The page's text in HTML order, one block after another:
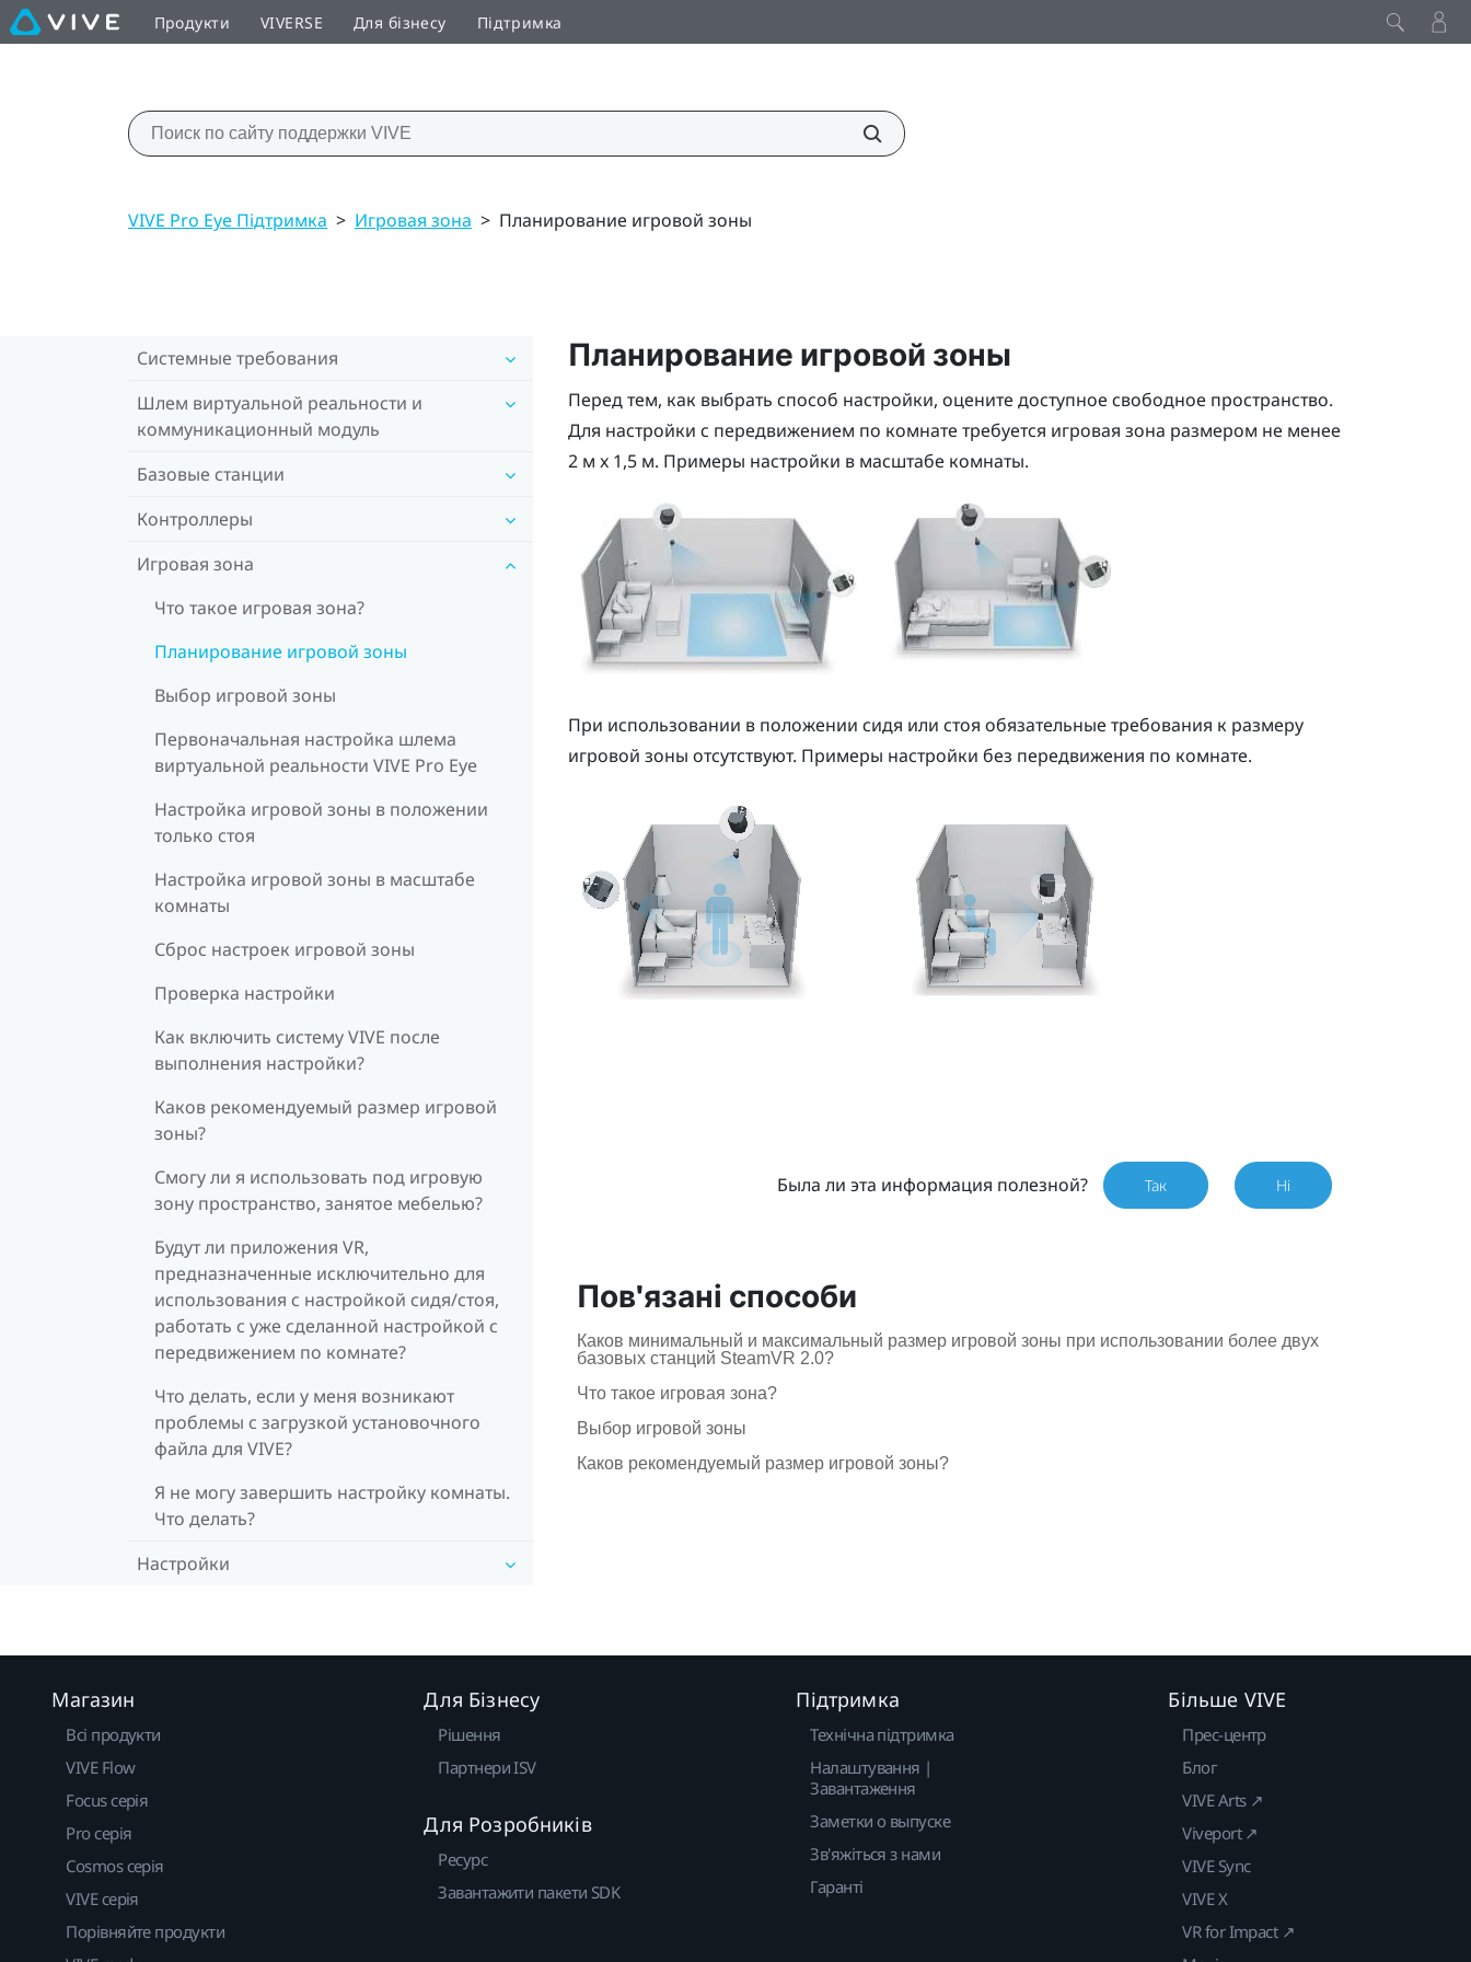
Продукти VIVERSE Для бізнесу Підтримка
VIVE Pro Eye Підтримка > Игровая зона > Планирование игровой зоны
Системные требования
Шлем виртуальной реальности и
коммуникационный модуль
Базовые станции
Контроллеры
Игровая зона
Что такое игровая зона?
Планирование игровой зоны
Выбор игровой зоны
Первоначальная настройка шлема
виртуальной реальности VIVE Pro Eye
Настройка игровой зоны в положении
только стоя
Настройка игровой зоны в масштабе
комнаты
Сброс настроек игровой зоны
Проверка настройки
Как включить систему VIVE после
выполнения настройки?
Каков рекомендуемый размер игровой
зоны?
Смогу ли я использовать под игровую
зону пространство, занятое мебелью?
Будут ли приложения VR,
предназначенные исключительно для
использования с настройкой сидя/стоя,
работать с уже сделанной настройкой с
передвижением по комнате?
Что делать, если у меня возникают
проблемы с загрузкой установочного
файла для VIVE?
Я не могу завершить настройку комнаты.
Что делать?
Настройки
Планирование игровой зоны
Перед тем, как выбрать способ настройки, оцените доступное свободное пространство.
Для настройки с передвижением по комнате требуется игровая зона размером не менее
2 м x 1,5 м. Примеры настройки в масштабе комнаты.
При использовании в положении сидя или стоя обязательные требования к размеру
игровой зоны отсутствуют. Примеры настройки без передвижения по комнате.
Была ли эта информация полезной? Так Ні
Пов'язані способи
Каков минимальный и максимальный размер игровой зоны при использовании более двух
базовых станций SteamVR 2.0?
Что такое игровая зона?
Выбор игровой зоны
Каков рекомендуемый размер игровой зоны?
Магазин
Всі продукти
VIVE Flow
Focus серія
Pro серія
Cosmos серія
VIVE серія
Порівняйте продукти
Для Бізнесу
Рішення
Партнери ISV
Для Розробників
Ресурс
Завантажити пакети SDK
Підтримка
Технічна підтримка
Налаштування |
Завантаження
Заметки о выпуске
Зв'яжіться з нами
Гаранті
Більше VIVE
Прес-центр
Блог
VIVE Arts ↗
Viveport ↗
VIVE Sync
VIVE X
VR for Impact ↗